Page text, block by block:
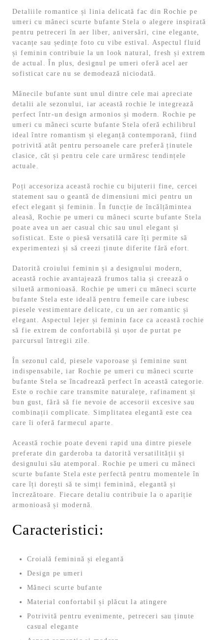
Detaliile romantice și linia delicată fac din Rochie pe
umeri cu mâneci scurte bufante Stela o alegere inspirată
pentru petreceri în aer liber, aniversări, cine elegante,
vacanțe sau ședințe foto cu vibe estival. Aspectul fluid
și feminin contribuie la un look natural, fresh și extrem
de actual. În plus, designul pe umeri oferă acel aer
sofisticat care nu se demodează niciodată.
Mânecile bufante sunt unul dintre cele mai apreciate
detalii ale sezonului, iar această rochie le integrează
perfect într-un design armonios și modern. Rochie pe
umeri cu mâneci scurte bufante Stela oferă echilibrul
ideal între romantism și eleganță contemporană, fiind
potrivită atât pentru persoanele care preferă ținutele
clasice, cât și pentru cele care urmăresc tendințele
actuale.
Poți accesoriza această rochie cu bijuterii fine, cercei
statement sau o geantă de dimensiuni mici pentru un
efect elegant și feminin. În funcție de încălțămintea
aleasă, Rochie pe umeri cu mâneci scurte bufante Stela
poate avea un aer casual chic sau unul elegant și
sofisticat. Este o piesă versatilă care îți permite să
experimentezi și să creezi ținute diferite fără efort.
Datorită croiului feminin și a designului modern,
această rochie avantajează frumos talia și creează o
siluetă armonioasă. Rochie pe umeri cu mâneci scurte
bufante Stela este ideală pentru femeile care iubesc
piesele vestimentare delicate, cu un aer romantic și
elegant. Aspectul lejer și feminin face ca această rochie
să fie extrem de confortabilă și ușor de purtat pe
parcursul întregii zile.
În sezonul cald, piesele vaporoase și feminine sunt
indispensabile, iar Rochie pe umeri cu mâneci scurte
bufante Stela se încadrează perfect în această categorie.
Este o rochie care transmite naturalețe, rafinament și
bun gust, fără să fie nevoie de accesorii excesive sau
combinații complicate. Simplitatea elegantă este cea
care îi oferă farmecul aparte.
Această rochie poate deveni rapid una dintre piesele
preferate din garderoba ta datorită versatilității și
designului său atemporal. Rochie pe umeri cu mâneci
scurte bufante Stela este perfectă pentru momentele în
care îți dorești să te simți feminină, elegantă și
încrezătoare. Fiecare detaliu contribuie la o apariție
armonioasă și modernă.
Caracteristici:
Croială feminină și elegantă
Design pe umeri
Mâneci scurte bufante
Material confortabil și plăcut la atingere
Potrivită pentru evenimente, petreceri sau ținute
casual elegante